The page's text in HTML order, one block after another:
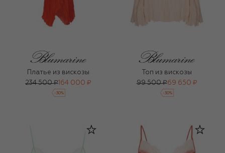
Платье из вискозы
234 500 ₽ 164 000 ₽
-30%
Топ из вискозы
99 500 ₽69 650 ₽
-30%